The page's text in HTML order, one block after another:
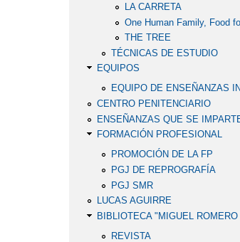
LA CARRETA
One Human Family, Food
THE TREE
TÉCNICAS DE ESTUDIO
EQUIPOS
EQUIPO DE ENSEÑANZAS
CENTRO PENITENCIARIO
ENSEÑANZAS QUE SE
FORMACIÓN PROFESIONAL
PROMOCIÓN DE LA FP
PGJ DE REPROGRAFÍA
PGJ SMR
LUCAS AGUIRRE
BIBLIOTECA "MIGUEL
REVISTA